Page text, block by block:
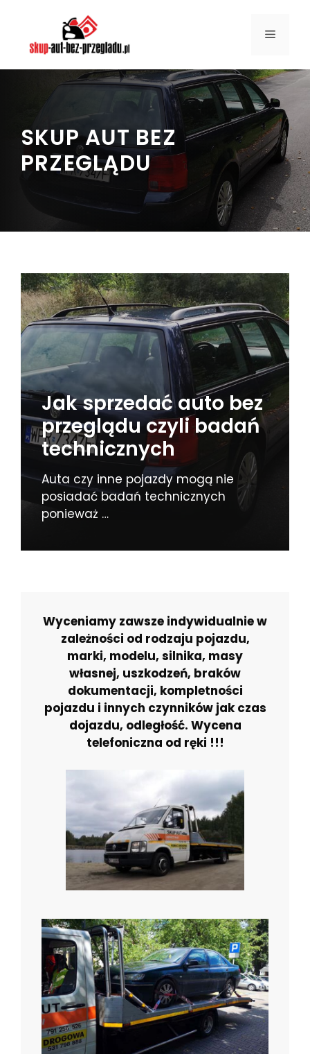
treści
MENU
SKUP AUT BEZ
PRZEGLĄDU
Jak sprzedać auto bez
przeglądu czyli badań
technicznych
Auta czy inne pojazdy mogą nie
posiadać badań technicznych
ponieważ …
Wyceniamy zawsze indywidualnie w
zależności od rodzaju pojazdu,
marki, modelu, silnika, masy
własnej, uszkodzeń, braków
dokumentacji, kompletności
pojazdu i innych czynników jak czas
dojazdu, odległość. Wycena
telefoniczna od ręki !!!